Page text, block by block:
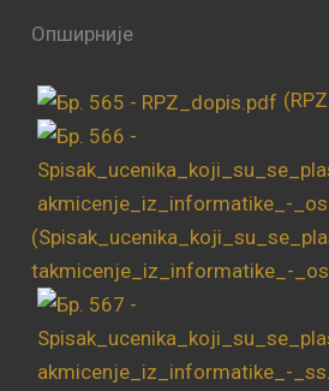
Опширније
takmicenje_iz_informatike_-